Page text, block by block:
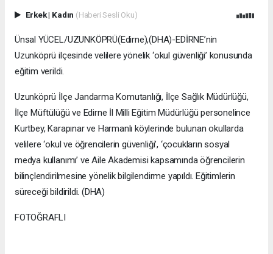
Erkek| Kadın (Haberi Sesli Oku)
Ünsal YÜCEL/UZUNKÖPRÜ(Edirne),(DHA)-EDİRNE’nin
Uzunköprü ilçesinde velilere yönelik ‘okul güvenliği’ konusunda
eğitim verildi.
Uzunköprü İlçe Jandarma Komutanlığı, İlçe Sağlık Müdürlüğü,
İlçe Müftülüğü ve Edirne İl Milli Eğitim Müdürlüğü personelince
Kurtbey, Karapınar ve Harmanlı köylerinde bulunan okullarda
velilere ‘okul ve öğrencilerin güvenliği’, ‘çocukların sosyal
medya kullanımı’ ve Aile Akademisi kapsamında öğrencilerin
bilinçlendirilmesine yönelik bilgilendirme yapıldı. Eğitimlerin
süreceği bildirildi. (DHA)
FOTOĞRAFLI